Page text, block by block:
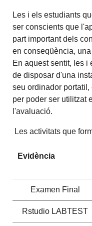
Les i els estudiants
ser conscients que
part important dels
en conseqüència,
En aquest sentit, les i
de disposar d'una
seu ordinador
per poder ser utilitzat
l'avaluació.
Les activitats que
Evidència
Examen Final
Rstudio LABTEST